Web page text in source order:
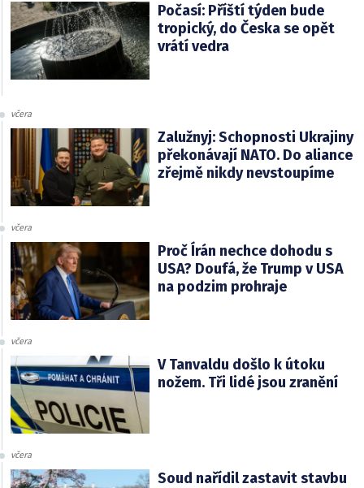
Počasí: Příští týden bude
tropický, do Česka se opět
vrátí vedra
včera
Zalužnyj: Schopnosti Ukrajiny
překonávají NATO. Do aliance
zřejmě nikdy nevstoupíme
včera
Proč Írán nechce dohodu s
USA? Doufá, že Trump v USA
na podzim prohraje
včera
V Tanvaldu došlo k útoku
nožem. Tři lidé jsou zranění
včera
Soud nařídil zastavit stavbu